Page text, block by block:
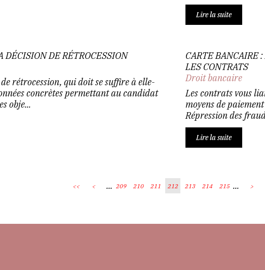
Lire la suite
DÉCISION DE RÉTROCESSION
rétrocession, qui doit se suffire à elle-
concrètes permettant au candidat
obje...
CARTE BANCAIRE
LES CONTRATS
Droit bancaire
Les contrats vous
moyens de
Répression des
Lire la suite
<< < ... 209 210 211 212 213 214 215 ... >